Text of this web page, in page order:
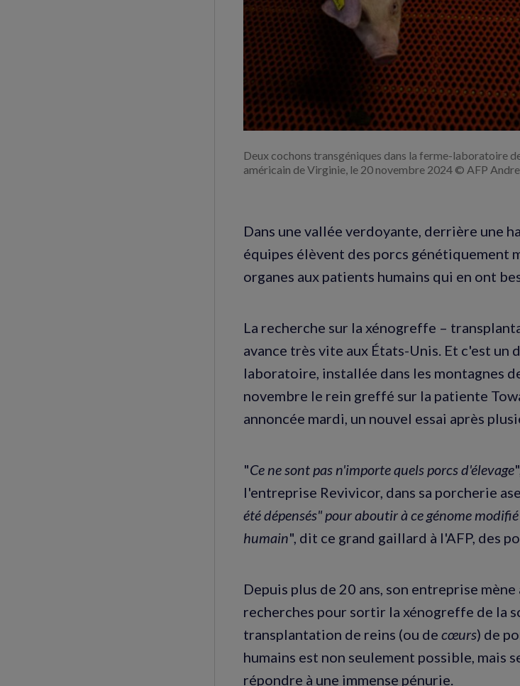
Deux cochons transgéniques dans la ferme-laboratoire
américain de Virginie, le 20 novembre 2024 © AFP
Dans une vallée verdoyante, derrière une
équipes élèvent des porcs génétiquement
organes aux patients humains qui en ont
La recherche sur la xénogreffe –
avance très vite aux États-Unis. Et c'est un
laboratoire, installée dans les montagnes
novembre le rein greffé sur la patiente
annoncée mardi, un nouvel essai après
"Ce ne sont pas n'importe quels porcs d'élevage
l'entreprise Revivicor, dans sa porcherie
été dépensés" pour aboutir à ce génome
humain", dit ce grand gaillard à l'AFP, des
Depuis plus de 20 ans, son entreprise
recherches pour sortir la xénogreffe de la
transplantation de reins (ou de cœurs) de
humains est non seulement possible, mais
répondre à une immense pénurie.